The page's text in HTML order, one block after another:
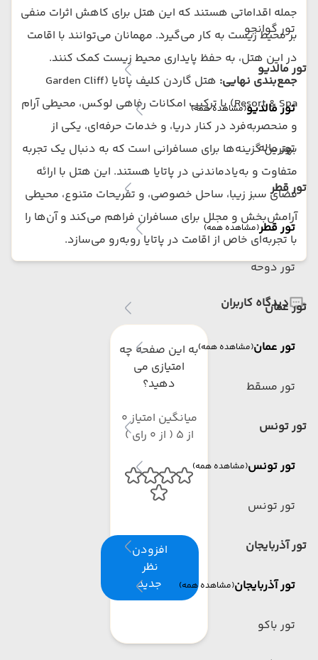
تور گوانجو
تور مالدیو
تور مالدیو(مشاهده همه)
تور ماله
تور قطر
تور قطر(مشاهده همه)
تور دوحه
تور عمان
تور عمان(مشاهده همه)
تور مسقط
تور تونس
تور تونس(مشاهده همه)
تور تونس
تور آذربایجان
تور آذربایجان(مشاهده همه)
تور باکو
جمله اقداماتی هستند که این هتل برای کاهش اثرات منفی
بر محیط زیست به کار می‌گیرد. مهمانان می‌توانند با اقامت
در این هتل، به حفظ پایداری محیط زیست کمک کنند.
جمع‌بندی نهایی:
هتل گاردن کلیف پاتایا (Garden Cliff
Resort & Spa) با ترکیب امکانات رفاهی لوکس، محیطی آرام
و منحصربه‌فرد در کنار دریا، و خدمات حرفه‌ای، یکی از
بهترین گزینه‌ها برای مسافرانی است که به دنبال یک تجربه
متفاوت و به‌یادماندنی در پاتایا هستند. این هتل با ارائه
فضای سبز زیبا، ساحل خصوصی، و تفریحات متنوع، محیطی
آرامش‌بخش و مجلل برای مسافران فراهم می‌کند و آن‌ها را
با تجربه‌ای خاص از اقامت در پاتایا روبه‌رو می‌سازد.
دیدگاه کاربران
به این صفحه چه
امتیازی می
دهید؟
میانگین امتیاز 0
از 5 ( از 0 رای )
افزودن
نظر
جدید